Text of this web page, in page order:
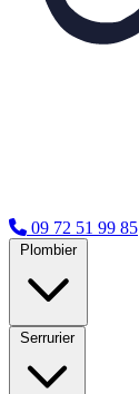
09 72 51 99 85
Plombier
Serrurier